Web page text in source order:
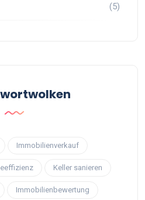
(5)
Immobilienverkauf
Keller sanieren
Immobilienbewertung